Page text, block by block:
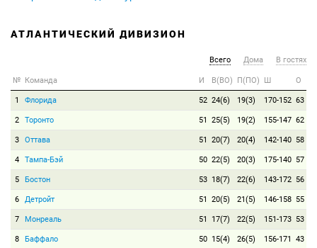
АТЛАНТИЧЕСКИЙ ДИВИЗИОН
Всего Дома В гостях
№ Команда И В(ВО) П(ПО) Ш О
1 Флорида 52 24(6) 19(3) 170-152 63
2 Торонто 51 25(5) 19(2) 155-147 62
3 Оттава 51 20(7) 20(4) 142-140 58
4 Тампа-Бэй 50 22(5) 20(3) 175-140 57
5 Бостон 53 18(7) 22(6) 143-172 56
6 Детройт 51 20(5) 21(5) 146-158 55
7 Монреаль 51 17(7) 22(5) 151-173 53
8 Баффало 50 15(4) 26(5) 156-171 43